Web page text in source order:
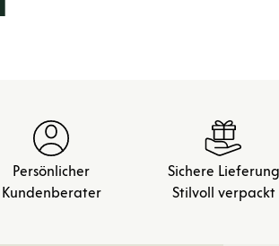
Persönlicher
Kundenberater
Sichere Lieferung
Stilvoll verpackt